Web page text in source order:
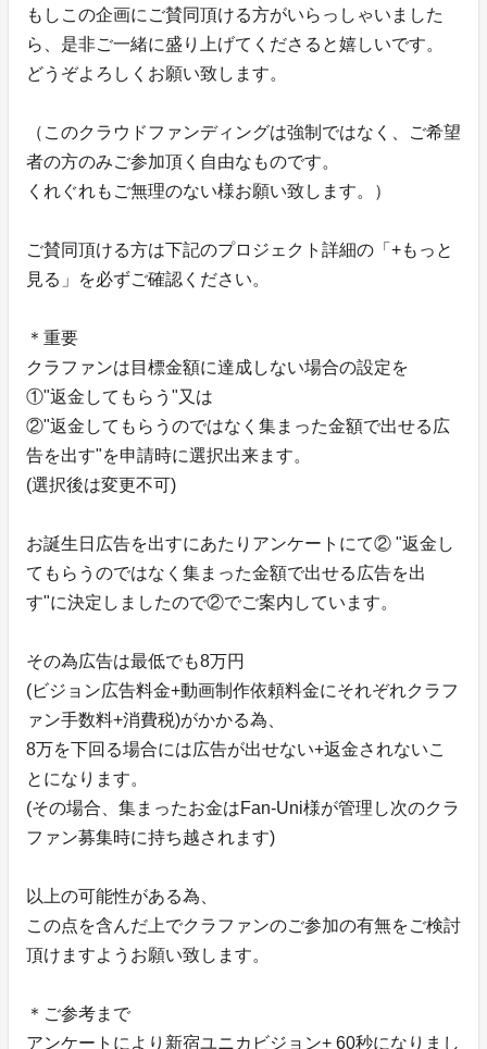
もしこの企画にご賛同頂ける方がいらっしゃいました
ら、是非ご一緒に盛り上げてくださると嬉しいです。
どうぞよろしくお願い致します。
（このクラウドファンディングは強制ではなく、ご希望
者の方のみご参加頂く自由なものです。
くれぐれもご無理のない様お願い致します。）
ご賛同頂ける方は下記のプロジェクト詳細の「+もっと
見る」を必ずご確認ください。
＊重要
クラファンは目標金額に達成しない場合の設定を
①"返金してもらう"又は
②"返金してもらうのではなく集まった金額で出せる広
告を出す"を申請時に選択出来ます。
(選択後は変更不可)
お誕生日広告を出すにあたりアンケートにて② "返金し
てもらうのではなく集まった金額で出せる広告を出
す"に決定しましたので②でご案内しています。
その為広告は最低でも8万円
(ビジョン広告料金+動画制作依頼料金にそれぞれクラフ
ァン手数料+消費税)がかかる為、
8万を下回る場合には広告が出せない+返金されないこ
とになります。
(その場合、集まったお金はFan-Uni様が管理し次のクラ
ファン募集時に持ち越されます)
以上の可能性がある為、
この点を含んだ上でクラファンのご参加の有無をご検討
頂けますようお願い致します。
＊ご参考まで
アンケートにより新宿ユニカビジョン+ 60秒になりまし